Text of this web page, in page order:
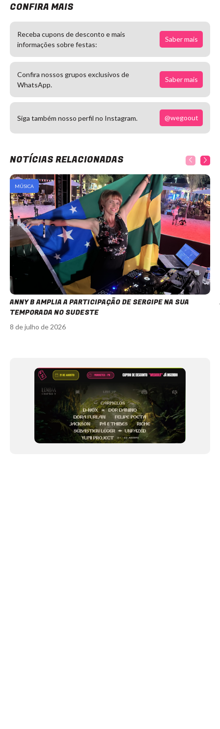
CONFIRA MAIS
Receba cupons de desconto e mais
informações sobre festas:
Saber mais
Confira nossos grupos exclusivos de
WhatsApp.
Saber mais
Siga também nosso perfil no Instagram. @wegoout
NOTÍCIAS RELACIONADAS
MÚSICA
ANNY B AMPLIA A PARTICIPAÇÃO DE SERGIPE NA SUA
TEMPORADA NO SUDESTE
8 de julho de 2026